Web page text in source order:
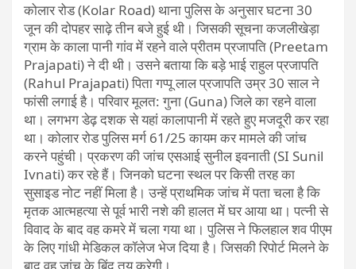
कोलार रोड (Kolar Road) थाना पुलिस के अनुसार घटना 30
जून की दोपहर साढ़े तीन बजे हुई थी। जिसकी सूचना कजलीखेड़ा
ग्राम के काला पानी गांव में रहने वाले प्रीतम प्रजापति (Preetam
Prajapati) ने दी थी। उसने बताया कि बड़े भाई राहुल प्रजापति
(Rahul Prajapati) पिता गप्पू लाल प्रजापति उम्र 30 साल ने
फांसी लगाई है। परिवार मूलत: गुना (Guna) जिले का रहने वाला
था। लगभग डेढ़ दशक से यहां कालापानी में रहते हुए मजदूरी कर रहा
था। कोलार रोड पुलिस मर्ग 61/25 कायम कर मामले की जांच
करने पहुंची। प्रकरण की जांच एसआई सुनील इवनाती (SI Sunil
Ivnati) कर रहे हैं। जिनको घटना स्थल पर किसी तरह का
सुसाइड नोट नहीं मिला है। उन्हें प्राथमिक जांच में पता चला है कि
मृतक आत्महत्या से पूर्व भारी नशे की हालत में घर आया था। पत्नी से
विवाद के बाद वह कमरे में चला गया था। पुलिस ने फिलहाल शव पीएम
के लिए गांधी मेडिकल कॉलेज भेज दिया है। जिसकी रिपोर्ट मिलने के